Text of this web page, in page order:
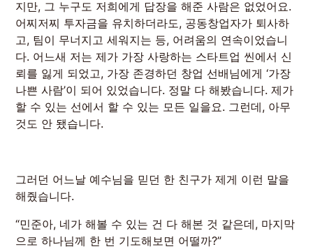
지만, 그 누구도 저희에게 답장을 해준 사람은 없었어요.
어찌저찌 투자금을 유치하더라도, 공동창업자가 퇴사하
고, 팀이 무너지고 세워지는 등, 어려움의 연속이었습니
다. 어느새 저는 제가 가장 사랑하는 스타트업 씬에서 신
뢰를 잃게 되었고, 가장 존경하던 창업 선배님에게 ‘가장
나쁜 사람’이 되어 있었습니다. 정말 다 해봤습니다. 제가
할 수 있는 선에서 할 수 있는 모든 일을요. 그런데, 아무
것도 안 됐습니다.
그러던 어느날 예수님을 믿던 한 친구가 제게 이런 말을
해줬습니다.
“민준아, 네가 해볼 수 있는 건 다 해본 것 같은데, 마지막
으로 하나님께 한 번 기도해보면 어떨까?”